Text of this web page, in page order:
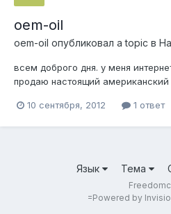
oem-oil
oem-oil опубликовал a topic в
всем доброго дня. у меня
продаю настоящий американский
%) на всю линейку масел.
10 сентября, 2012 1 ответ
Язык Тема
=Powered by